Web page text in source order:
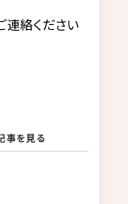
連絡ください
事を見る